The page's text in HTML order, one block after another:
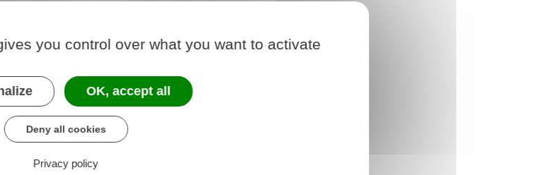
nom), d'autres
you control over what you want to activate
OK, accept all
Deny all cookies
Privacy policy